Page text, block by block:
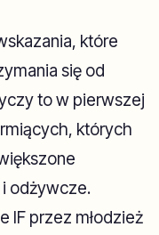
które
się od
to w pierwszej
których
odżywcze.
IF przez młodzież